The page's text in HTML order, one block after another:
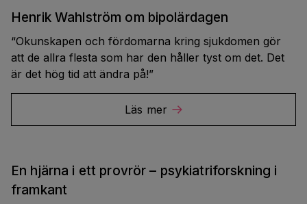
Henrik Wahlström om bipolärdagen
“Okunskapen och fördomarna kring sjukdomen gör
att de allra flesta som har den håller tyst om det. Det
är det hög tid att ändra på!”
Läs mer
En hjärna i ett provrör – psykiatriforskning i
framkant